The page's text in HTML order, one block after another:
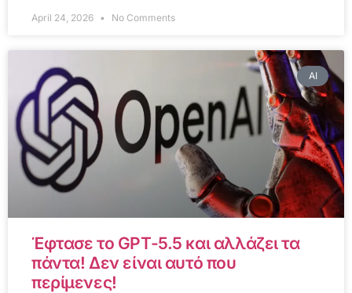
April 24, 2026 No Comments
AI
Έφτασε το GPT-5.5 και αλλάζει τα
πάντα! Δεν είναι αυτό που
περίμενες!